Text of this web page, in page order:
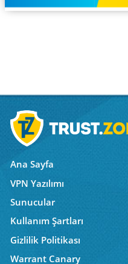
Ana Sayfa
VPN Yazılımı
Sunucular
Kullanım Şartları
Gizlilik Politikası
Warrant Canary